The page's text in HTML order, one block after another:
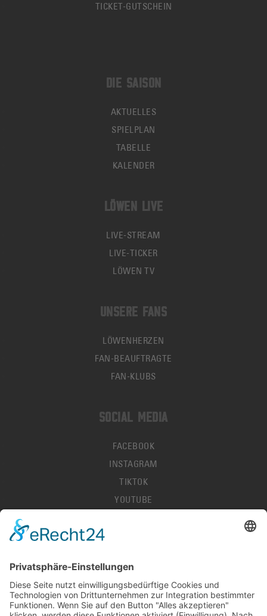
TICKET-GUTSCHEIN
DIE SAISON
AKTUELLES
SPIELPLAN
TABELLE
KALENDER
LÖWEN LIVE
LIVE-STREAM
LIVE-TICKER
LÖWEN TV
UNSERE FANS
LÖWENHERZEN
FAN-BEAUFTRAGTE
FAN-KLUBS
SOCIAL MEDIA
FACEBOOK
INSTAGRAM
TIKTOK
YOUTUBE
AGB
HALLENORDNUNG
KONTAKT
PRESSE